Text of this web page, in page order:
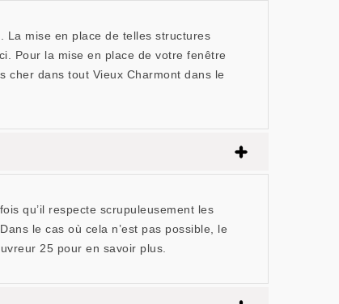
La mise en place de telles structures
Pour la mise en place de votre fenêtre
cher dans tout Vieux Charmont dans le
qu’il respecte scrupuleusement les
le cas où cela n’est pas possible, le
25 pour en savoir plus.